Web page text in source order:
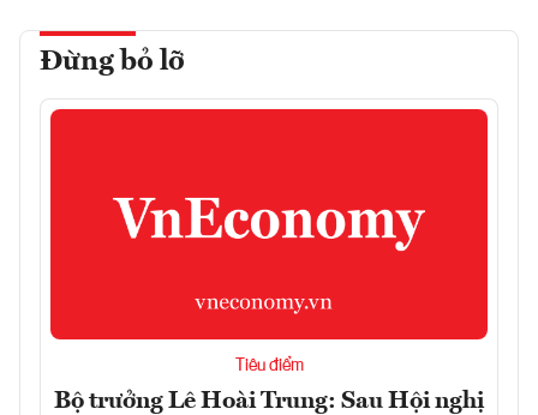
Đừng bỏ lỡ
Tiêu điểm
Bộ trưởng Lê Hoài Trung: Sau Hội nghị